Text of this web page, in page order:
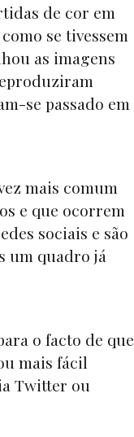
de cor em
se tivessem
as imagens
se passado em
mais comum
e que ocorrem
sociais e são
um quadro já
o facto de que
mais fácil
Twitter ou